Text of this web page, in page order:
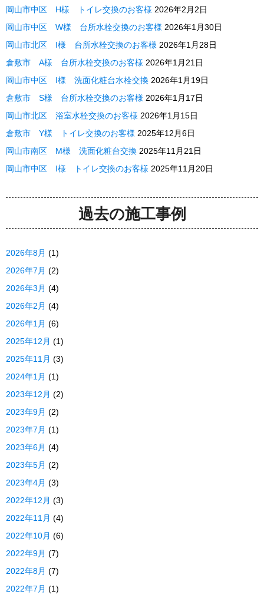
岡山市中区 H様 トイレ交換のお客様 2026年2月2日
岡山市中区 W様 台所水栓交換のお客様 2026年1月30日
岡山市北区 I様 台所水栓交換のお客様 2026年1月28日
倉敷市 A様 台所水栓交換のお客様 2026年1月21日
岡山市中区 I様 洗面化粧台水栓交換 2026年1月19日
倉敷市 S様 台所水栓交換のお客様 2026年1月17日
岡山市北区 浴室水栓交換のお客様 2026年1月15日
倉敷市 Y様 トイレ交換のお客様 2025年12月6日
岡山市南区 M様 洗面化粧台交換 2025年11月21日
岡山市中区 I様 トイレ交換のお客様 2025年11月20日
過去の施工事例
2026年8月 (1)
2026年7月 (2)
2026年3月 (4)
2026年2月 (4)
2026年1月 (6)
2025年12月 (1)
2025年11月 (3)
2024年1月 (1)
2023年12月 (2)
2023年9月 (2)
2023年7月 (1)
2023年6月 (4)
2023年5月 (2)
2023年4月 (3)
2022年12月 (3)
2022年11月 (4)
2022年10月 (6)
2022年9月 (7)
2022年8月 (7)
2022年7月 (1)